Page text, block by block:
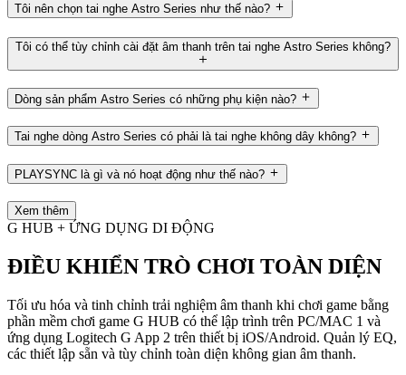
Tôi nên chọn tai nghe Astro Series như thế nào?
Tôi có thể tùy chỉnh cài đặt âm thanh trên tai nghe Astro Series không?
Dòng sản phẩm Astro Series có những phụ kiện nào?
Tai nghe dòng Astro Series có phải là tai nghe không dây không?
PLAYSYNC là gì và nó hoạt động như thế nào?
Xem thêm
G HUB + ỨNG DỤNG DI ĐỘNG
ĐIỀU KHIỂN TRÒ CHƠI TOÀN DIỆN
Tối ưu hóa và tinh chỉnh trải nghiệm âm thanh khi chơi game bằng
phần mềm chơi game G HUB có thể lập trình trên PC/MAC 1 và
ứng dụng Logitech G App 2 trên thiết bị iOS/Android. Quản lý EQ,
các thiết lập sẵn và tùy chỉnh toàn diện không gian âm thanh.